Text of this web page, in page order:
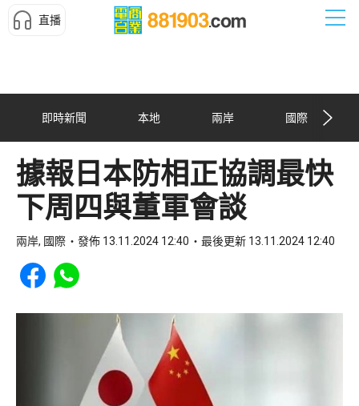
直播
即時新聞 本地 兩岸 國際
據報日本防相正協調最快
下周四與董軍會談
兩岸, 國際 發佈 13.11.2024 12:40 最後更新 13.11.2024 12:40
Share to Facebook
Share to WhatsApp